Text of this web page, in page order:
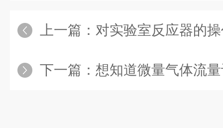
上一篇： 对实验室反应器的
下一篇： 想知道微量气体流量计